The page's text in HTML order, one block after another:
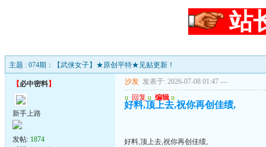
站
主题 : 074期：【武侠女子】★原创平特★见贴更新！
【必中密料】
新手上路
发帖: 1874
沙发 发表于: 2026-07-08 01:47 ---
u 回复 u 编辑 u
好料,顶上去,祝你再创佳绩,
好料,顶上去,祝你再创佳绩,